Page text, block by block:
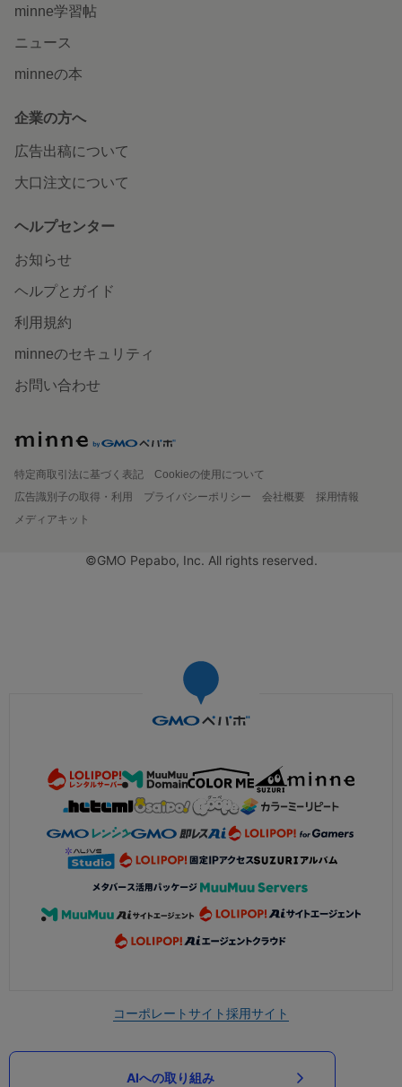
minne学習帖
ニュース
minneの本
企業の方へ
広告出稿について
大口注文について
ヘルプセンター
お知らせ
ヘルプとガイド
利用規約
minneのセキュリティ
お問い合わせ
特定商取引法に基づく表記
Cookieの使用について
広告識別子の取得・利用
プライバシーポリシー 会社概要
採用情報
メディアキット
©GMO Pepabo, Inc. All rights reserved.
コーポレートサイト採用サイト
AIへの取り組み